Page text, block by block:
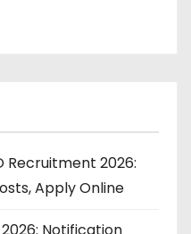
Recruitment 2026:
Apply Online